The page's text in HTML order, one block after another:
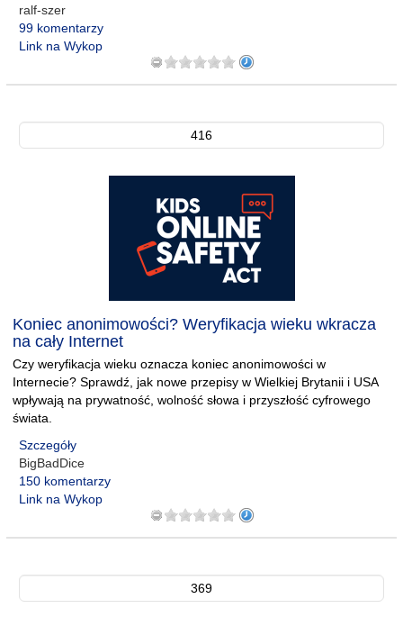
ralf-szer
99 komentarzy
Link na Wykop
416
Koniec anonimowości? Weryfikacja wieku wkracza
na cały Internet
Czy weryfikacja wieku oznacza koniec anonimowości w
Internecie? Sprawdź, jak nowe przepisy w Wielkiej Brytanii i USA
wpływają na prywatność, wolność słowa i przyszłość cyfrowego
świata.
Szczegóły
BigBadDice
150 komentarzy
Link na Wykop
369